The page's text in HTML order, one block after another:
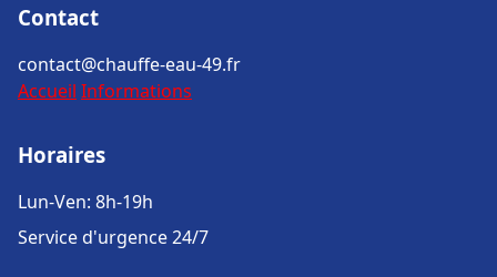
Contact
contact@chauffe-eau-49.fr
Accueil Informations
Horaires
Lun-Ven: 8h-19h
Service d'urgence 24/7